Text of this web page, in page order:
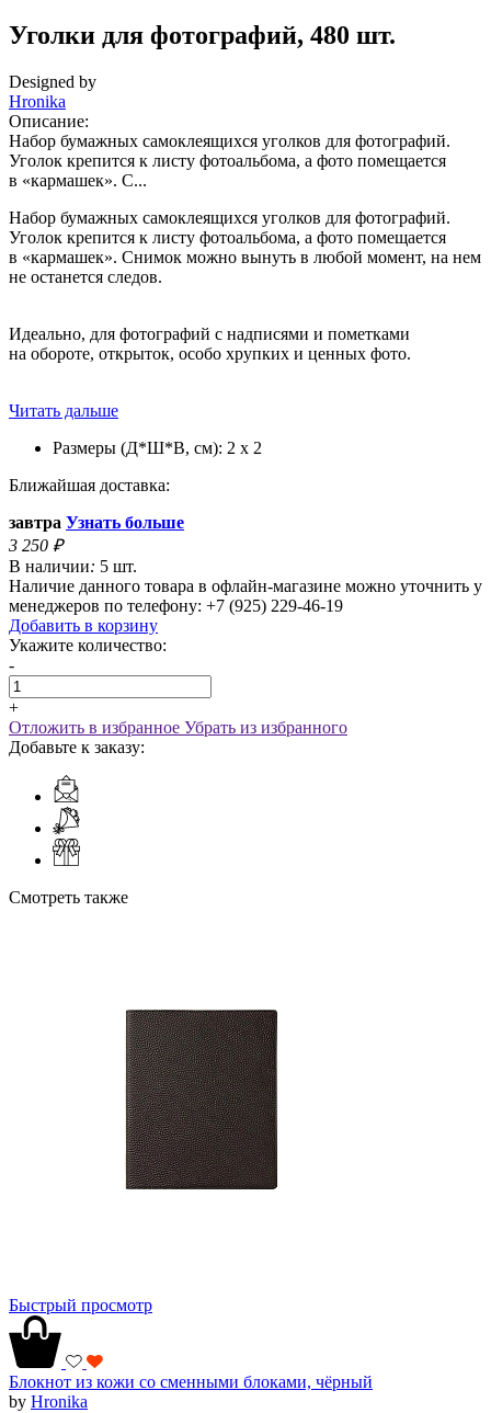
Уголки для фотографий, 480 шт.
Designed by
Hronika
Описание:
Набор бумажных самоклеящихся уголков для фотографий.
Уголок крепится к листу фотоальбома, а фото помещается
в «кармашек». С...
Набор бумажных самоклеящихся уголков для фотографий.
Уголок крепится к листу фотоальбома, а фото помещается
в «кармашек». Снимок можно вынуть в любой момент, на нем
не останется следов.
Идеально, для фотографий с надписями и пометками
на обороте, открыток, особо хрупких и ценных фото.
Читать дальше
Размеры (Д*Ш*В, см): 2 х 2
Ближайшая доставка:
завтра Узнать больше
3 250 ₽
В наличии: 5 шт.
Наличие данного товара в офлайн-магазине можно уточнить у
менеджеров по телефону: +7 (925) 229-46-19
Добавить в корзину
Укажите количество:
-
+
Отложить в избранное Убрать из избранного
Добавьте к заказу:
Смотреть также
Быстрый просмотр
Блокнот из кожи со сменными блоками, чёрный
by Hronika